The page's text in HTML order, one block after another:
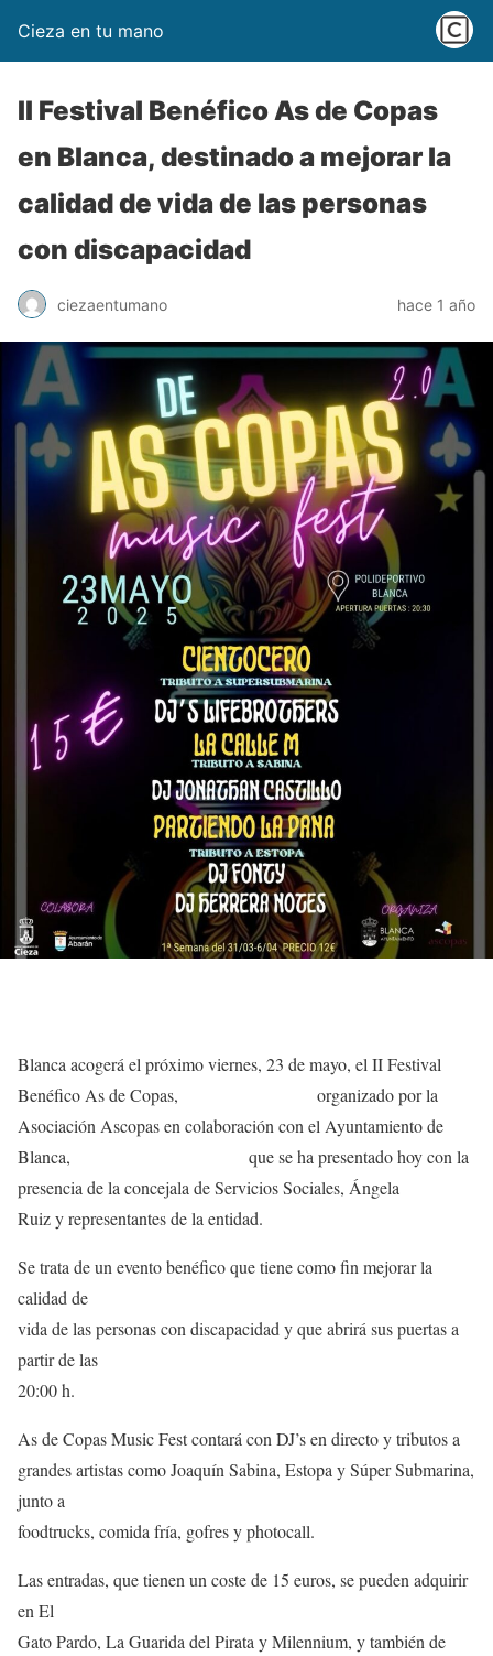
Cieza en tu mano
II Festival Benéfico As de Copas
en Blanca, destinado a mejorar la
calidad de vida de las personas
con discapacidad
ciezaentumano hace 1 año
Blanca acogerá el próximo viernes, 23 de mayo, el II Festival
Benéfico As de Copas, organizado por la
Asociación Ascopas en colaboración con el Ayuntamiento de
Blanca, que se ha presentado hoy con la
presencia de la concejala de Servicios Sociales, Ángela
Ruiz y representantes de la entidad.
Se trata de un evento benéfico que tiene como fin mejorar la
calidad de
vida de las personas con discapacidad y que abrirá sus puertas a
partir de las
20:00 h.
As de Copas Music Fest contará con DJ’s en directo y tributos a
grandes artistas como Joaquín Sabina, Estopa y Súper Submarina,
junto a
foodtrucks, comida fría, gofres y photocall.
Las entradas, que tienen un coste de 15 euros, se pueden adquirir
en El
Gato Pardo, La Guarida del Pirata y Milennium, y también de